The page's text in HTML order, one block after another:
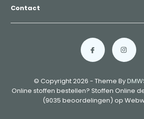
Contact
© Copyright 2026 - Theme By
Online stoffen bestellen? Stoffen Online
(9035 beoordelingen) op